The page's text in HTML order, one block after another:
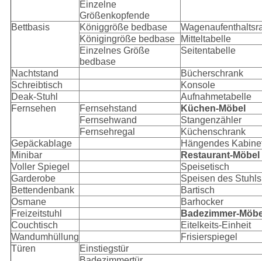
Einzelne
Größenkopfende
Bettbasis
Königgröße bedbase
Königingröße bedbase
Mitteltabelle
Einzelnes Größe
bedbase
Seitentabelle
Nachtstand
Bücherschrank
Schreibtisch
Konsole
Deak-Stuhl
Aufnahmetabelle
Fernsehen
Fernsehstand
Küchen-Möbel
Fernsehwand
Stangenzähler
Fernsehregal
Küchenschrank
Gepäckablage
Hängendes
Minibar
Restaurant-Möbel
Voller Spiegel
Speisetisch
Garderobe
Speisen des Stuhls
Bettendenbank
Bartisch
Osmane
Barhocker
Freizeitstuhl
Badezimmer-
Couchtisch
Eitelkeits-Einheit
Wandumhüllung
Frisierspiegel
Türen
Einstiegstür